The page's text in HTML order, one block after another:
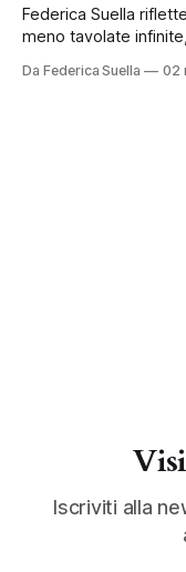
Federica Suella
meno tavolate
Da Federica Suella 02
Iscriviti alla